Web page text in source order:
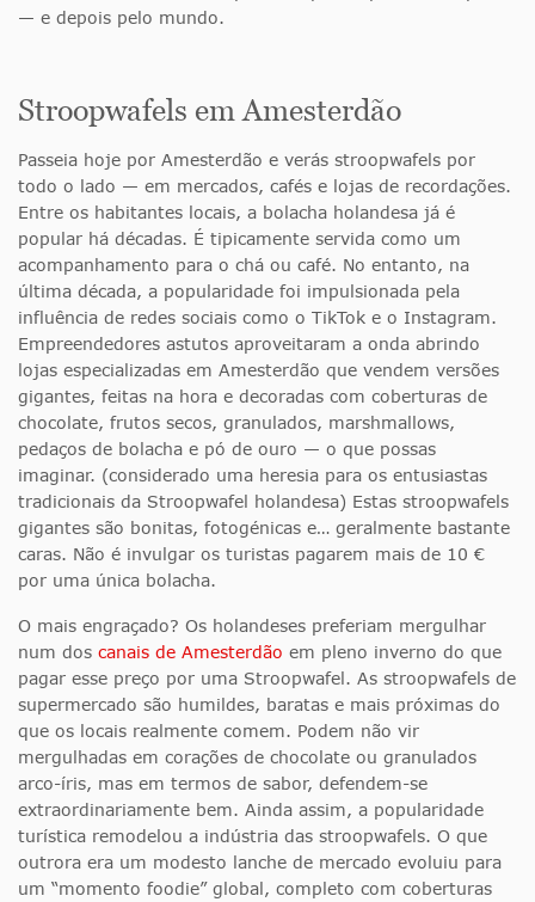
— e depois pelo mundo.
Stroopwafels em Amesterdão
Passeia hoje por Amesterdão e verás stroopwafels por
todo o lado — em mercados, cafés e lojas de recordações.
Entre os habitantes locais, a bolacha holandesa já é
popular há décadas. É tipicamente servida como um
acompanhamento para o chá ou café. No entanto, na
última década, a popularidade foi impulsionada pela
influência de redes sociais como o TikTok e o Instagram.
Empreendedores astutos aproveitaram a onda abrindo
lojas especializadas em Amesterdão que vendem versões
gigantes, feitas na hora e decoradas com coberturas de
chocolate, frutos secos, granulados, marshmallows,
pedaços de bolacha e pó de ouro — o que possas
imaginar. (considerado uma heresia para os entusiastas
tradicionais da Stroopwafel holandesa) Estas stroopwafels
gigantes são bonitas, fotogénicas e… geralmente bastante
caras. Não é invulgar os turistas pagarem mais de 10 €
por uma única bolacha.
O mais engraçado? Os holandeses preferiam mergulhar
num dos canais de Amesterdão em pleno inverno do que
pagar esse preço por uma Stroopwafel. As stroopwafels de
supermercado são humildes, baratas e mais próximas do
que os locais realmente comem. Podem não vir
mergulhadas em corações de chocolate ou granulados
arco-íris, mas em termos de sabor, defendem-se
extraordinariamente bem. Ainda assim, a popularidade
turística remodelou a indústria das stroopwafels. O que
outrora era um modesto lanche de mercado evoluiu para
um “momento foodie” global, completo com coberturas